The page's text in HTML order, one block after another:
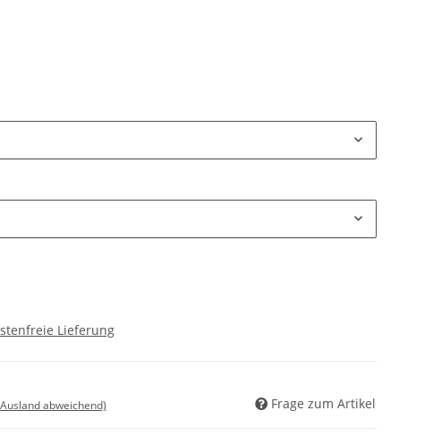
Lieferung
abweichend) Frage zum Artikel